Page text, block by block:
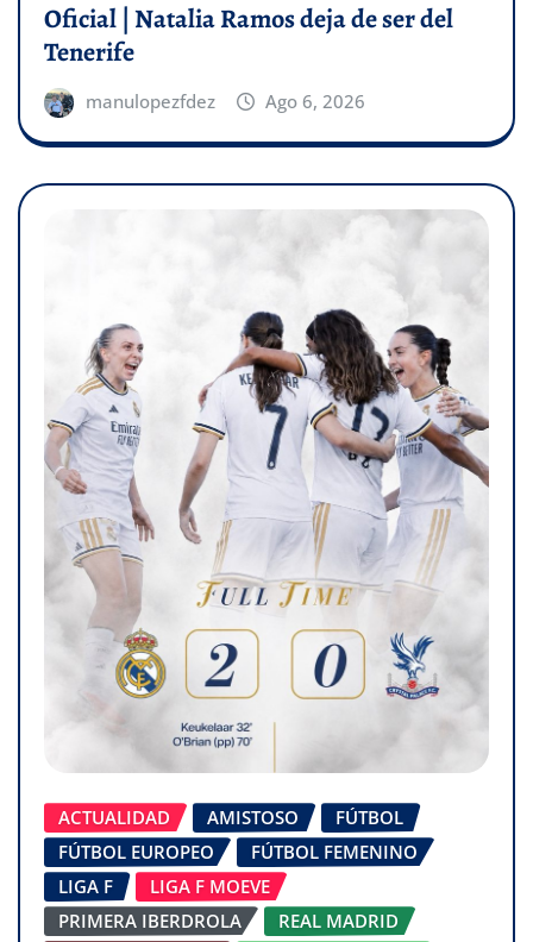
Oficial | Natalia Ramos deja de ser del
Tenerife
manulopezfdez Ago 6, 2026
ACTUALIDAD AMISTOSO
FÚTBOL
FÚTBOL EUROPEO
FÚTBOL FEMENINO
LIGA F
LIGA F MOEVE
PRIMERA IBERDROLA
REAL MADRID